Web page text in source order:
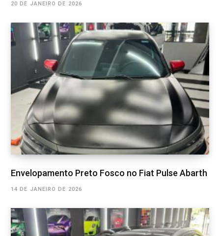
20 DE JANEIRO DE 2026
Envelopamento Preto Fosco no Fiat Pulse Abarth
14 DE JANEIRO DE 2026